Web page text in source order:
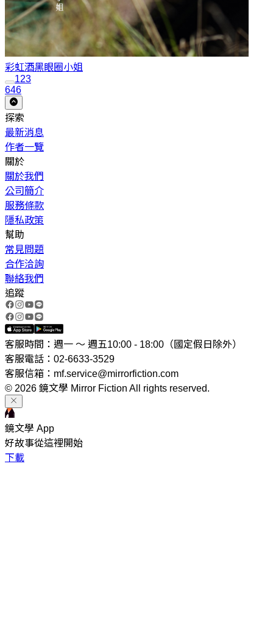
彩虹酒黑眼圈小姐
123
646
探索
最新消息
作者一覽
關於
關於我們
公司簡介
服務條款
隱私政策
幫助
常見問題
合作洽詢
聯絡我們
追蹤
客服時間：週一 ～ 週五10:00 - 18:00（國定假日除外）
客服電話：02-6633-3529
客服信箱：mf.service@mirrorfiction.com
© 2026 鏡文學 Mirror Fiction All rights reserved.
鏡文學 App
好故事從這裡開始
下載